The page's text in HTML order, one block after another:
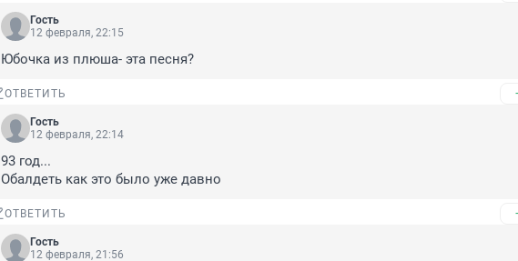
Гость
12 февраля, 22:15
Юбочка из плюша- эта песня?
ОТВЕТИТЬ
Гость
12 февраля, 22:14
93 год...
Обалдеть как это было уже давно
ОТВЕТИТЬ
Гость
12 февраля, 21:56